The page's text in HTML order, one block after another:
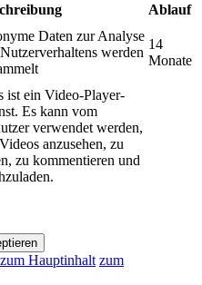
Ablauf
Daten zur Analyse
werden
14
Monate
ist ein Video-Player-
Es kann vom
verwendet werden,
anzusehen, zu
zu kommentieren und
zum Hauptinhalt zum